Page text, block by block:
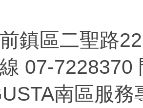
鎮區二聖路
07-7228370
南區服